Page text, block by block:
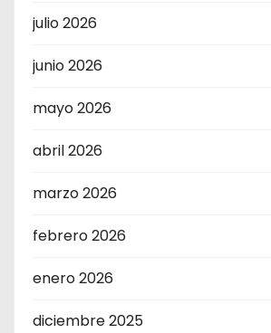
julio 2026
junio 2026
mayo 2026
abril 2026
marzo 2026
febrero 2026
enero 2026
diciembre 2025